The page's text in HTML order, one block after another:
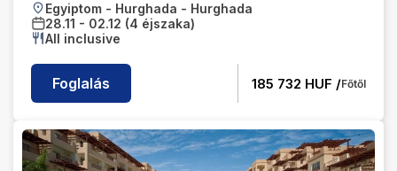
Egyiptom - Hurghada - Hurghada
28.11 - 02.12 (4 éjszaka)
All inclusive
Foglalás 185 732 HUF /Főtől